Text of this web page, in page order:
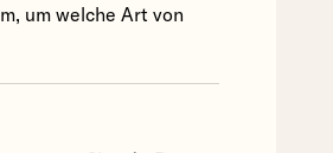
um welche Art von